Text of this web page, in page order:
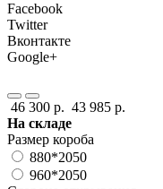
Facebook
Twitter
Вконтакте
Google+
46 300 р. 43 985 р.
На складе
Размер короба
880*2050
960*2050